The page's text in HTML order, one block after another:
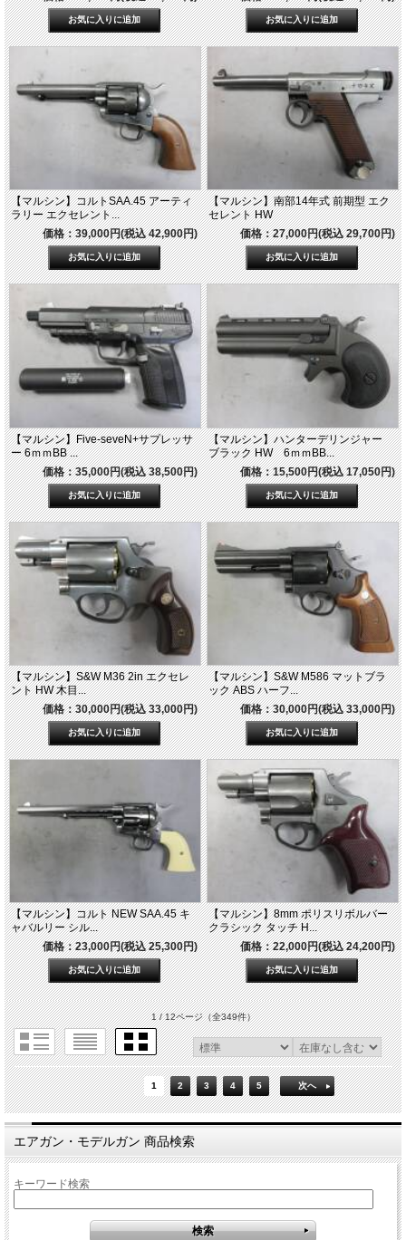
【マルシン】コルトSAA.45 アーティ
ラリー エクセレント...
価格：39,000円(税込 42,900円)
【マルシン】南部14年式 前期型 エク
セレント HW
価格：27,000円(税込 29,700円)
【マルシン】Five-seveN+サプレッサ
ー 6ｍｍBB ...
価格：35,000円(税込 38,500円)
【マルシン】ハンターデリンジャー
ブラック HW 6ｍｍBB...
価格：15,500円(税込 17,050円)
【マルシン】S&W M36 2in エクセレ
ント HW 木目...
価格：30,000円(税込 33,000円)
【マルシン】S&W M586 マットブラ
ック ABS ハーフ...
価格：30,000円(税込 33,000円)
【マルシン】コルト NEW SAA.45 キ
ャバルリー シル...
価格：23,000円(税込 25,300円)
【マルシン】8mm ポリスリボルバー
クラシック タッチ H...
価格：22,000円(税込 24,200円)
1 / 12ページ（全349件）
1 2 3 4 5 次へ
エアガン・モデルガン 商品検索
キーワード検索